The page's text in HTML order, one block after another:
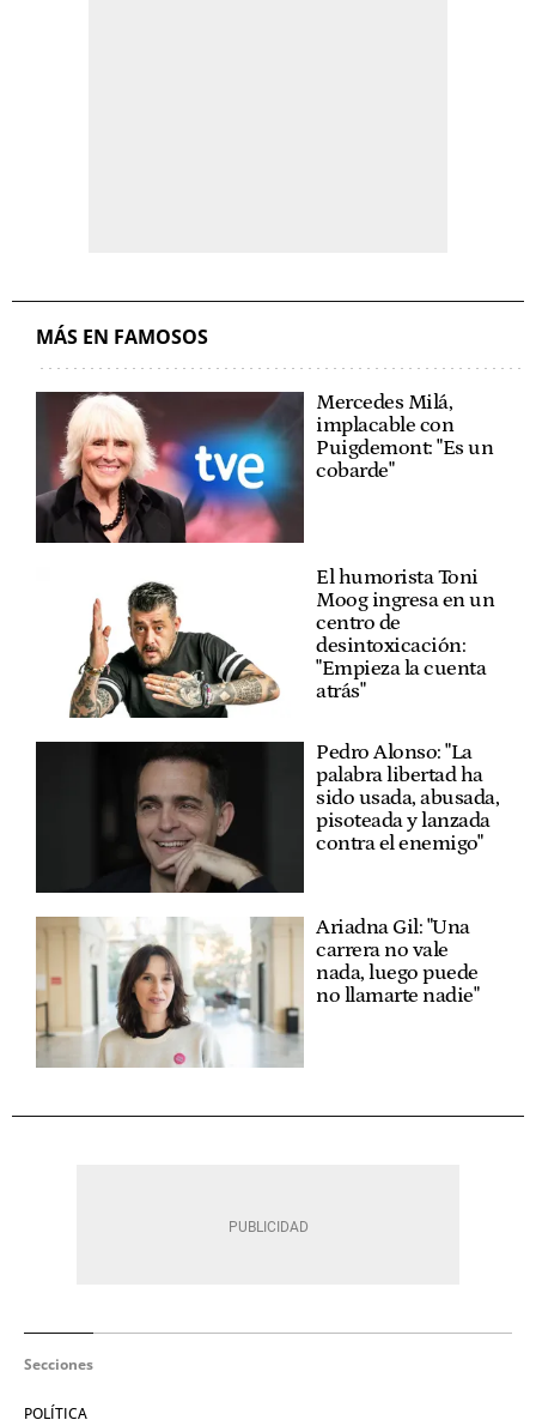
MÁS EN FAMOSOS
Mercedes Milá,
implacable con
Puigdemont: "Es un
cobarde"
El humorista Toni
Moog ingresa en un
centro de
desintoxicación:
"Empieza la cuenta
atrás"
Pedro Alonso: "La
palabra libertad ha
sido usada, abusada,
pisoteada y lanzada
contra el enemigo"
Ariadna Gil: "Una
carrera no vale
nada, luego puede
no llamarte nadie"
Secciones
POLÍTICA